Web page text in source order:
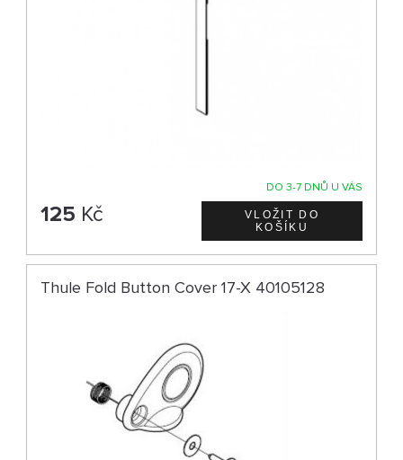
DO 3-7 DNŮ U VÁS
125 Kč
Thule Fold Button Cover 17-X 40105128